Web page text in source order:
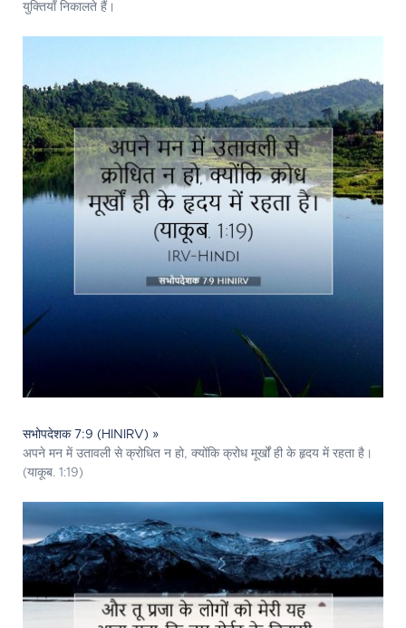
युक्तियाँ निकालते हैं।
सभोपदेशक 7:9 (HINIRV) »
अपने मन में उतावली से क्रोधित न हो, क्योंकि क्रोध मूर्खों ही के हृदय में रहता है।
(याकूब. 1:19)